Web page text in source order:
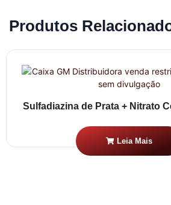
Produtos
Sulfadiazina de Prata + Nitrato
Leia Mais